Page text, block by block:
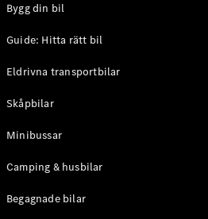
Hitta din
eCitan
eCitan
Bygg din bil
Guide: Hitta rätt bil
Eldrivna transportbilar
Skåpbilar
Minibussar
Camping & husbilar
Begagnade bilar